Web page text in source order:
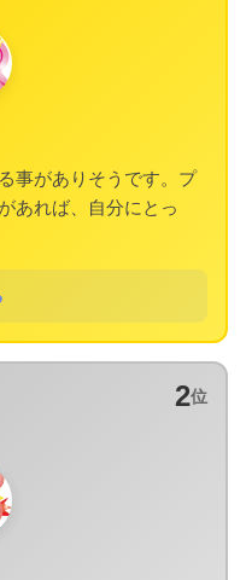
事がありそうです。プ
あれば、自分にとっ
2位